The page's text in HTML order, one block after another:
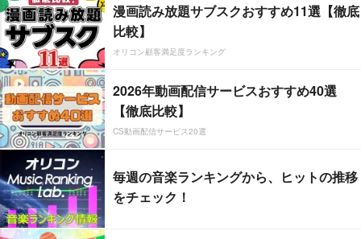
漫画読み放題サブスクおすすめ11選【徹底
比較】
オリコン顧客満足度ランキング
2026年動画配信サービスおすすめ40選
【徹底比較】
CS動画配信サービス20選
毎週の音楽ランキングから、ヒットの推移
をチェック！